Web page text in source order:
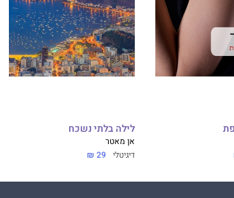
לילה בלתי נשכח
אן מאטר
דיגיטלי 29 ₪